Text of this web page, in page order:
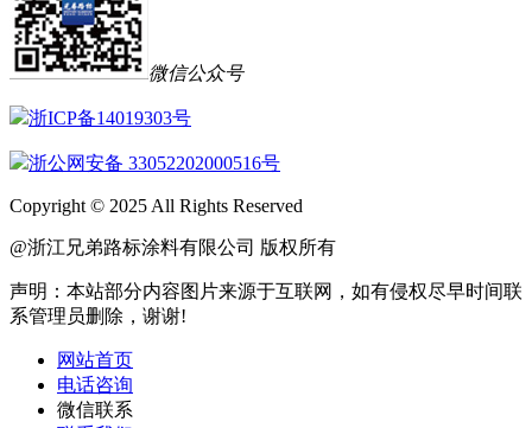
微信公众号
浙ICP备14019303号
浙公网安备 33052202000516号
Copyright © 2025 All Rights Reserved
@浙江兄弟路标涂料有限公司 版权所有
声明：本站部分内容图片来源于互联网，如有侵权尽早时间联
系管理员删除，谢谢!
网站首页
电话咨询
微信联系